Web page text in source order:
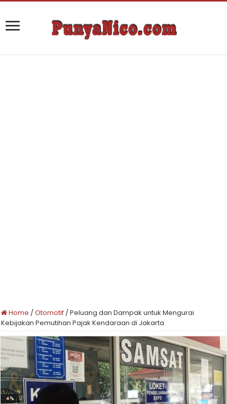
Home /Otomotif /Peluang dan Dampak untuk Mengurai
Kebijakan Pemutihan Pajak Kendaraan di Jakarta